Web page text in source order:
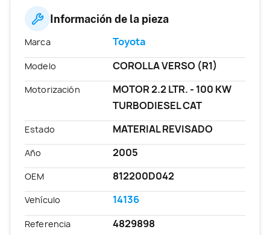
Información de la pieza
Marca Toyota
Modelo COROLLA VERSO (R1)
Motorización
MOTOR 2.2 LTR. - 100 KW
TURBODIESEL CAT
Estado MATERIAL REVISADO
Año 2005
OEM 812200D042
Vehículo 14136
Referencia 4829898